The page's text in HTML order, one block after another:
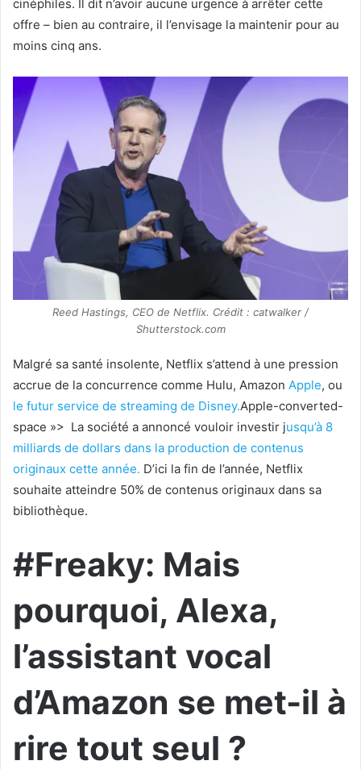
cinéphiles. Il dit n’avoir aucune urgence à arrêter cette
offre – bien au contraire, il l’envisage la maintenir pour au
moins cinq ans.
Reed Hastings, CEO de Netflix. Crédit : catwalker /
Shutterstock.com
Malgré sa santé insolente, Netflix s’attend à une pression
accrue de la concurrence comme Hulu, Amazon Apple, ou
le futur service de streaming de Disney.Apple-converted-
space »> La société a annoncé vouloir investir jusqu’à 8
milliards de dollars dans la production de contenus
originaux cette année. D’ici la fin de l’année, Netflix
souhaite atteindre 50% de contenus originaux dans sa
bibliothèque.
#Freaky: Mais
pourquoi, Alexa,
l’assistant vocal
d’Amazon se met-il à
rire tout seul ?